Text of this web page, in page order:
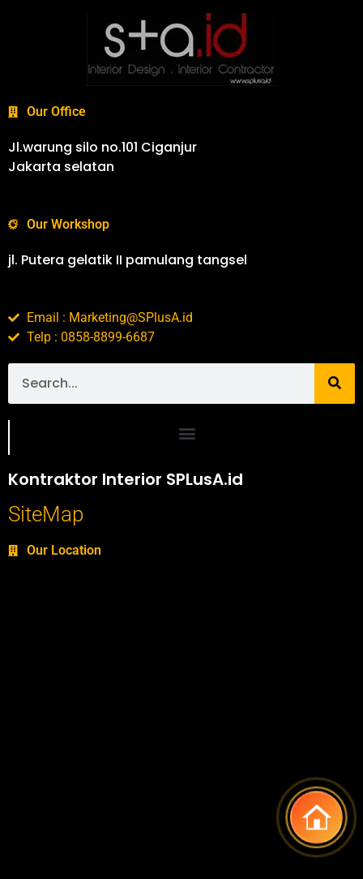
Our Office
Jl.warung silo no.101 Ciganjur
Jakarta selatan
Our Workshop
jl. Putera gelatik II pamulang tangsel
Email : Marketing@SPlusA.id
Telp : 0858-8899-6687
Kontraktor Interior SPLusA.id
SiteMap
Our Location